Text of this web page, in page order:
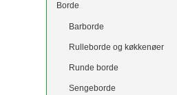
Borde
Barborde
Rulleborde og køkkenøer
Runde borde
Sengeborde